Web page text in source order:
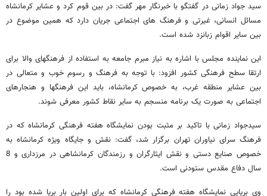
سید جواد زمانی در گفتگو با خبرنگار مهر گفت: در بین قوم کرد و عشایر کرمانشاه
مسائل انسانی، غیرتی و فرهنگ های اجتماعی جریان دارد که همین موضوع در
بین سایر اقوام زبانزد شده است.
این نماینده مجلس با اشاره به نیاز مبرم جامعه به استفاده از فرهنگهای والا برای
ارتقا سطح فرهنگی کشور افزود: با توجه به فرهنگ و رسوم خوب و متعالی در
بین عشایر منطقه غرب، به خصوص کرمانشاه، باید این فرهنگها و هنجارهای
اجتماعی به صورت یک برنامه منسجم به سایر نقاط کشور معرفی شوند.
سیدجواد زمانی با تاکید بر مثبت بودن نمایشگاه هفته فرهنگی کرمانشاه که در
فرهنگ سرای نیاوران تهران برگزار شد، گفت: نقش و جایگاه ویژه کرمانشاه به
خصوص صنایع دستی و نقش ایثارگران و رزمندگان کرمانشاهی در مرزداری و 8
سال دفاع مقدس ستودنی است.
وی برپایی نمایشگاه هفته فرهنگی کرمانشاه که برای اولین بار برپا شده بود را